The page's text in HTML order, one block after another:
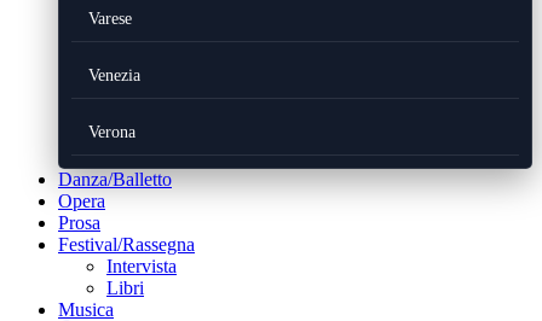
Varese
Venezia
Verona
Danza/Balletto
Opera
Prosa
Festival/Rassegna
Intervista
Libri
Musica